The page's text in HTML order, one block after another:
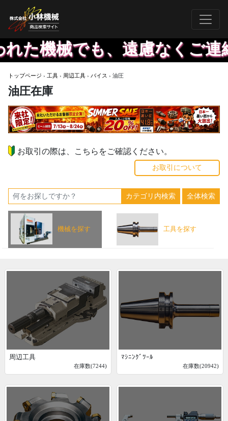
慮なくご連絡ください。
トップページ › 工具 › 周辺工具 › バイス › 油圧
油圧在庫
お取引の際は、こちらをご確認ください。
お取引について
機械を探す 工具を探す
周辺工具
在庫数(7244)
ﾏｼﾆﾝｸﾞﾂｰﾙ
在庫数(20942)